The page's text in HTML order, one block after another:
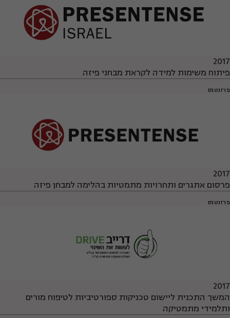
2017
פיתוח משימות למידה לקראת מבחני פיזה
פרזנטנס
2017
פרסום אתגרים ותחרויות מתמטיות בהלימה למבחן פיזה
פרזנטנס
2017
המשך התכנית ליישום טכניקות ספורטיביות לטיפוח מורים
ותלמידי מתמטיקה